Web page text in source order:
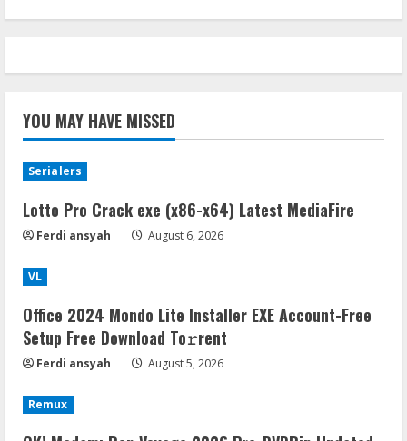
YOU MAY HAVE MISSED
Serialers
Lotto Pro Crack exe (x86-x64) Latest MediaFire
Ferdi ansyah August 6, 2026
VL
Office 2024 Mondo Lite Installer EXE Account-Free
Setup Frее Download To𝚛rent
Ferdi ansyah August 5, 2026
Remux